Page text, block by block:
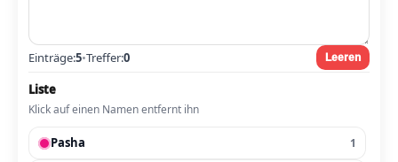
Einträge:5•Treffer:0 Leeren
Liste
Klick auf einen Namen entfernt ihn
Pasha 1